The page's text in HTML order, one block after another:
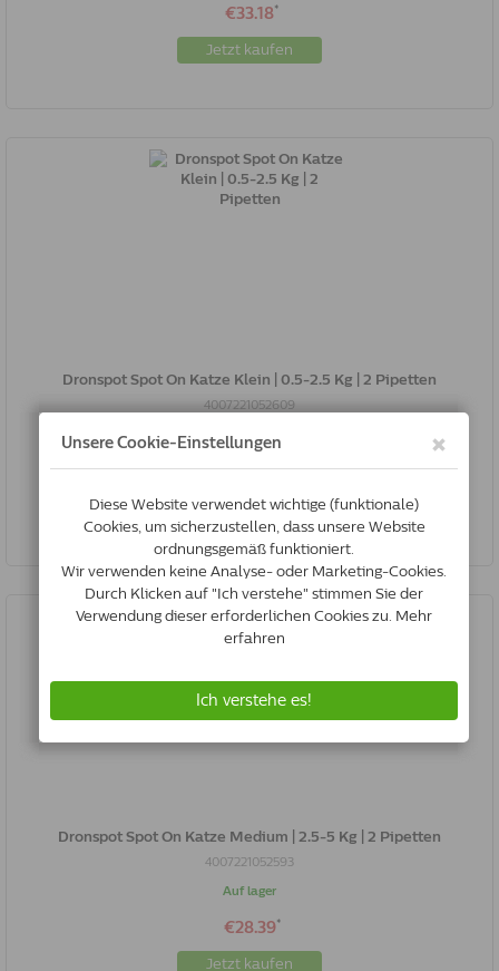
€33.18*
Jetzt kaufen
Dronspot Spot On Katze Klein | 0.5-2.5 Kg | 2 Pipetten
4007221052609
Auf lager
€22.62*
Jetzt kaufen
Dronspot Spot On Katze Medium | 2.5-5 Kg | 2 Pipetten
4007221052593
Auf lager
€28.39*
Jetzt kaufen